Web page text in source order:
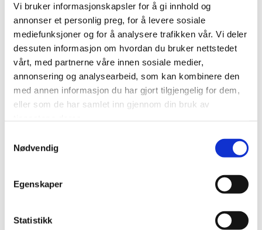
Vi bruker informasjonskapsler for å gi innhold og
annonser et personlig preg, for å levere sosiale
mediefunksjoner og for å analysere trafikken vår. Vi deler
dessuten informasjon om hvordan du bruker nettstedet
vårt, med partnerne våre innen sosiale medier,
annonsering og analysearbeid, som kan kombinere den
med annen informasjon du har gjort tilgjengelig for dem,
eller som de har samlet inn gjennom din bruk av
Nødvendig
Egenskaper
Statistikk
Norway Cup satt bærekraftsarbeidet i system:
Kuttet 40 tonn CO₂ i bespisningen